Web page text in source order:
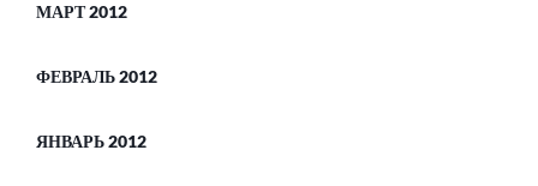
МАРТ 2012
ФЕВРАЛЬ 2012
ЯНВАРЬ 2012